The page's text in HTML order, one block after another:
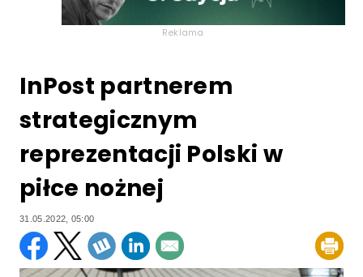
Reklama
InPost partnerem
strategicznym
reprezentacji Polski w
piłce nożnej
31.05.2022, 05:00